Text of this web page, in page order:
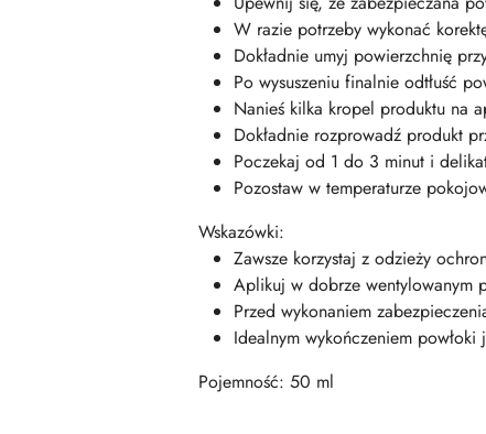
W razie potrzeby wykonać
Dokładnie umyj powierzchnię
Po wysuszeniu finalnie odtłuść
Nanieś kilka kropel produktu na
Dokładnie rozprowadź produkt
Poczekaj od 1 do 3 minut i
Pozostaw w temperaturze
Wskazówki:
Zawsze korzystaj z odzieży
Aplikuj w dobrze wentylowanym
Przed wykonaniem
Idealnym wykończeniem
Pojemność: 50 ml